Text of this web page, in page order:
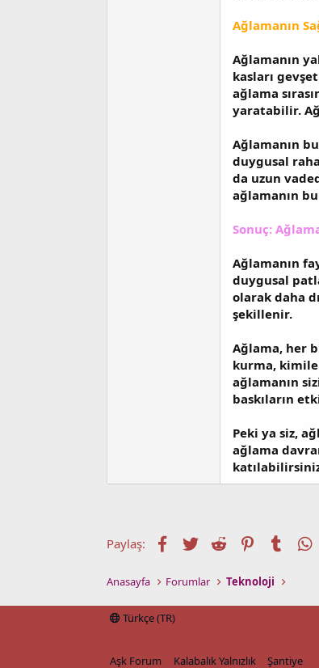
Ağlamanın
Ağlamanın
kasları
ağlama
yaratabilir.
Ağlamanın
duygusal
da uzun
ağlamanın
Sonuç:
Ağlamanın
duygusal
olarak daha
şekillenir.
Ağlama, her
kurma,
ağlamanın
baskıların
Peki ya siz,
ağlama
Paylaş: Facebook
TwitterReddit PinterestTumblr
Anasayfa Forumlar Teknoloji
Türkçe (TR)
Aşk Forum Kalabalık Yalnızlık Şantiye